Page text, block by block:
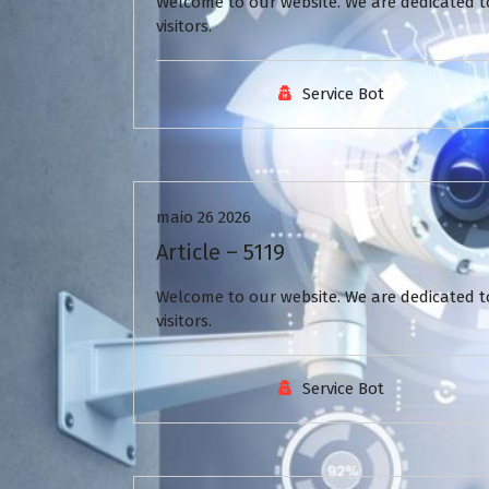
visitors.
Service Bot
Uncategorized
maio 26 2026
Article – 5119
Welcome to our website. We are
visitors.
Service Bot
Uncategorized